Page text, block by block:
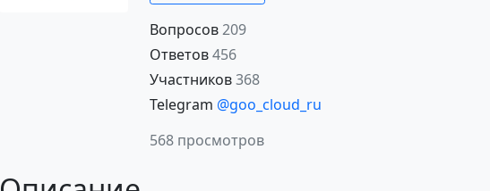
Вопросов209
Ответов456
Участников368
Telegram @goo_cloud_ru
568 просмотров